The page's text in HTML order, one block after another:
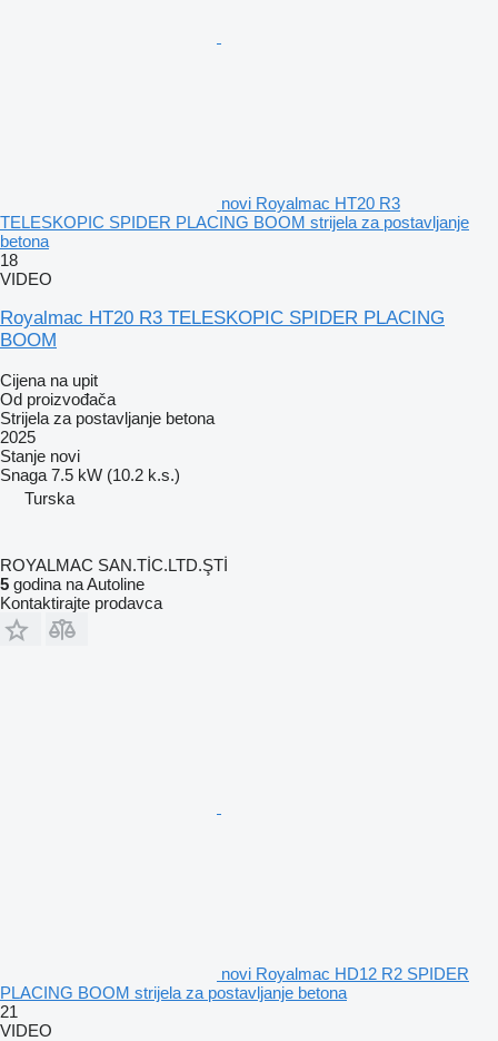
novi Royalmac HT20 R3
TELESKOPIC SPIDER PLACING BOOM strijela za postavljanje
betona
18
VIDEO
Royalmac HT20 R3 TELESKOPIC SPIDER PLACING
BOOM
Cijena na upit
Od proizvođača
Strijela za postavljanje betona
2025
Stanje novi
Snaga 7.5 kW (10.2 k.s.)
Turska
ROYALMAC SAN.TİC.LTD.ŞTİ
5 godina na Autoline
Kontaktirajte prodavca
novi Royalmac HD12 R2 SPIDER
PLACING BOOM strijela za postavljanje betona
21
VIDEO